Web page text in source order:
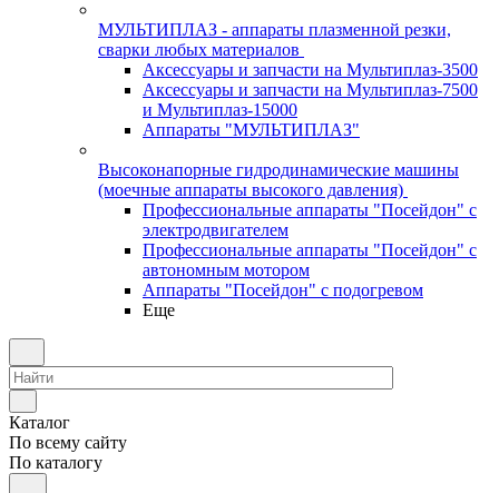
МУЛЬТИПЛАЗ - аппараты плазменной резки,
сварки любых материалов
Аксессуары и запчасти на Мультиплаз-3500
Аксессуары и запчасти на Мультиплаз-7500
и Мультиплаз-15000
Аппараты "МУЛЬТИПЛАЗ"
Высоконапорные гидродинамические машины
(моечные аппараты высокого давления)
Профессиональные аппараты "Посейдон" с
электродвигателем
Профессиональные аппараты "Посейдон" с
автономным мотором
Аппараты "Посейдон" с подогревом
Еще
Каталог
По всему сайту
По каталогу